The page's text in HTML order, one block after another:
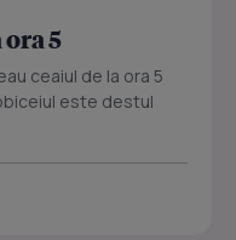
5
ceaiul de la ora 5
este destul